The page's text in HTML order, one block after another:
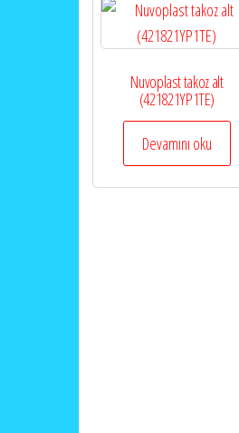
Nuvoplast takoz alt
(421821YP1TE)
Devamını oku